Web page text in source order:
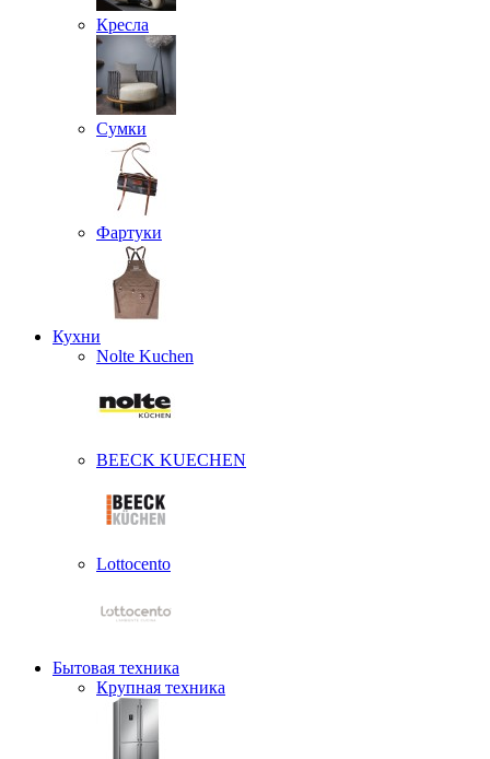
Кресла
Сумки
Фартуки
Кухни
Nolte Kuchen
BEECK KUECHEN
Lottocento
Бытовая техника
Крупная техника